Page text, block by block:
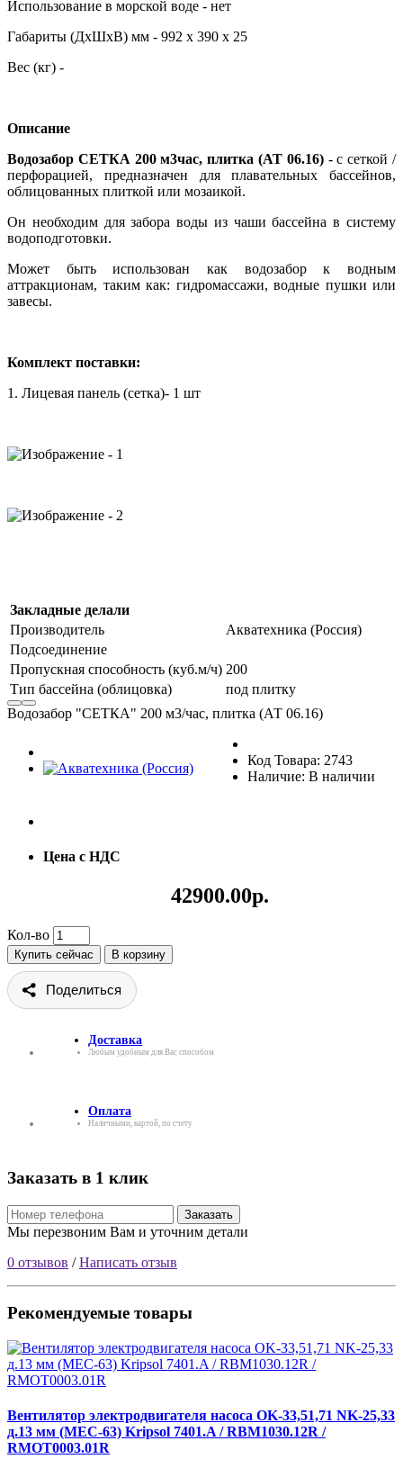
Использование в морской воде - нет
Габариты (ДхШхВ) мм - 992 х 390 х 25
Вес (кг) -
Описание
Водозабор СЕТКА 200 м3час, плитка (АТ 06.16)- с сеткой /
перфорацией, предназначен для плавательных бассейнов,
облицованных плиткой или мозаикой.
Он необходим для забора воды из чаши бассейна в систему
водоподготовки.
Может быть использован как водозабор к водным
аттракционам, таким как: гидромассажи, водные пушки или
завесы.
Комплект поставки:
1. Лицевая панель (сетка)- 1 шт
Закладные делали
Производитель
Акватехника (Россия)
Подсоединение
Пропускная способность (куб.м/ч) 200
Тип бассейна (облицовка)
под плитку
Водозабор "СЕТКА" 200 м3/час, плитка (АТ 06.16)
Код Товара: 2743
Наличие: В наличии
Цена с НДС
42900.00р.
Кол-во
Купить сейчас В корзину
Поделиться
Доставка
Любым удобным для Вас способом
Оплата
Наличными, картой, по счету
Заказать в 1 клик
Заказать
Мы перезвоним Вам и уточним детали
0 отзывов /Написать отзыв
Рекомендуемые товары
Вентилятор электродвигателя насоса OK-33,51,71 NK-25,33
д.13 мм (МЕС-63) Kripsol 7401.A / RBM1030.12R /
RMOT0003.01R